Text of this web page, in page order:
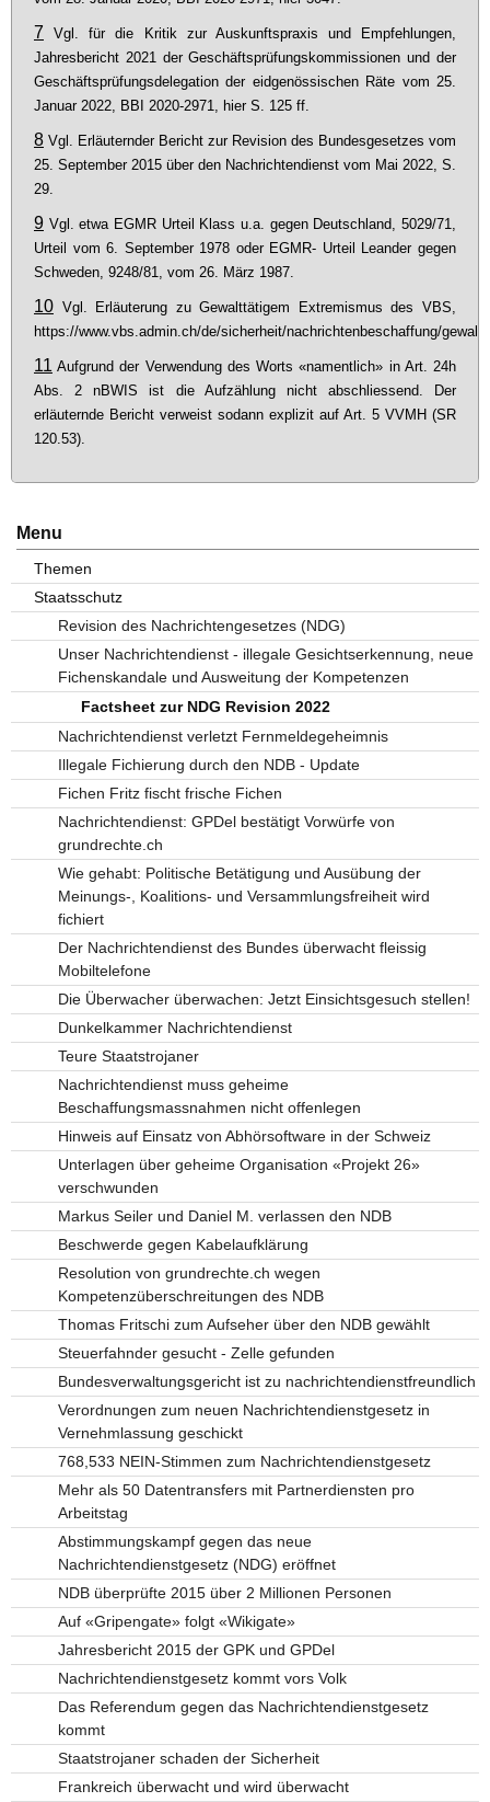
7 Vgl. für die Kritik zur Auskunftspraxis und Empfehlungen,
Jahresbericht 2021 der Geschäftsprüfungskommissionen und der
Geschäftsprüfungsdelegation der eidgenössischen Räte vom 25.
Januar 2022, BBI 2020-2971, hier S. 125 ff.
8Vgl. Erläuternder Bericht zur Revision des Bundesgesetzes vom
25. September 2015 über den Nachrichtendienst vom Mai 2022, S.
29.
9Vgl. etwa EGMR Urteil Klass u.a. gegen Deutschland, 5029/71,
Urteil vom 6. September 1978 oder EGMR- Urteil Leander gegen
Schweden, 9248/81, vom 26. März 1987.
10Vgl. Erläuterung zu Gewalttätigem Extremismus des VBS,
https://www.vbs.admin.ch/de/sicherheit/nachrichtenbeschaffung/
11Aufgrund der Verwendung des Worts «namentlich» in Art. 24h
Abs. 2 nBWIS ist die Aufzählung nicht abschliessend. Der
erläuternde Bericht verweist sodann explizit auf Art. 5 VVMH (SR
120.53).
Menu
Themen
Staatsschutz
Revision des Nachrichtengesetzes (NDG)
Unser Nachrichtendienst - illegale Gesichtserkennung, neue
Fichenskandale und Ausweitung der Kompetenzen
Factsheet zur NDG Revision 2022
Nachrichtendienst verletzt Fernmeldegeheimnis
Illegale Fichierung durch den NDB - Update
Fichen Fritz fischt frische Fichen
Nachrichtendienst: GPDel bestätigt Vorwürfe von
grundrechte.ch
Wie gehabt: Politische Betätigung und Ausübung der
Meinungs-, Koalitions- und Versammlungsfreiheit wird
fichiert
Der Nachrichtendienst des Bundes überwacht fleissig
Mobiltelefone
Die Überwacher überwachen: Jetzt Einsichtsgesuch stellen!
Dunkelkammer Nachrichtendienst
Teure Staatstrojaner
Nachrichtendienst muss geheime
Beschaffungsmassnahmen nicht offenlegen
Hinweis auf Einsatz von Abhörsoftware in der Schweiz
Unterlagen über geheime Organisation «Projekt 26»
verschwunden
Markus Seiler und Daniel M. verlassen den NDB
Beschwerde gegen Kabelaufklärung
Resolution von grundrechte.ch wegen
Kompetenzüberschreitungen des NDB
Thomas Fritschi zum Aufseher über den NDB gewählt
Steuerfahnder gesucht - Zelle gefunden
Bundesverwaltungsgericht ist zu nachrichtendienstfreundlich
Verordnungen zum neuen Nachrichtendienstgesetz in
Vernehmlassung geschickt
768,533 NEIN-Stimmen zum Nachrichtendienstgesetz
Mehr als 50 Datentransfers mit Partnerdiensten pro
Arbeitstag
Abstimmungskampf gegen das neue
Nachrichtendienstgesetz (NDG) eröffnet
NDB überprüfte 2015 über 2 Millionen Personen
Auf «Gripengate» folgt «Wikigate»
Jahresbericht 2015 der GPK und GPDel
Nachrichtendienstgesetz kommt vors Volk
Das Referendum gegen das Nachrichtendienstgesetz
kommt
Staatstrojaner schaden der Sicherheit
Frankreich überwacht und wird überwacht